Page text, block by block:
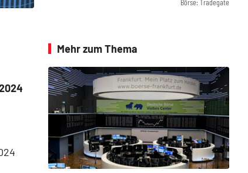
Börse: Tradegate
Mehr zum Thema